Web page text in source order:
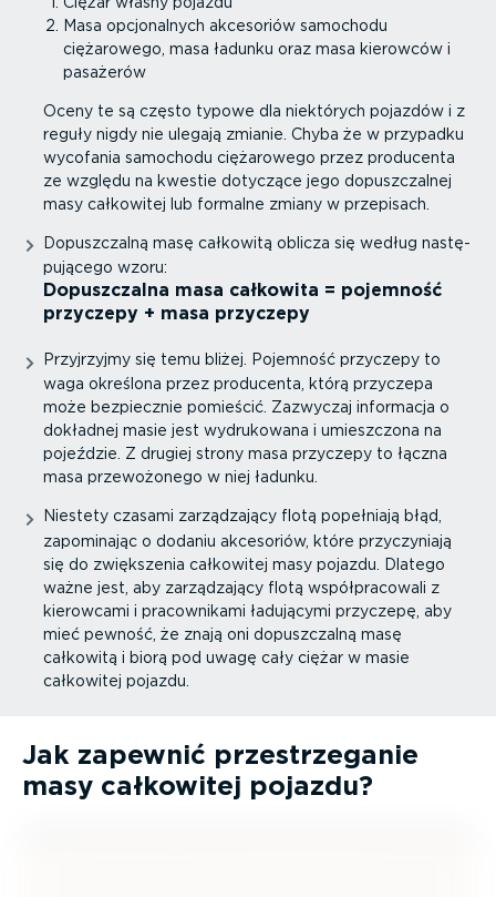
Masa opcjo­nalnych akcesoriów samochodu
ciężarowego, masa ładunku oraz masa kierowców i
pasażerów
Oceny te są często typowe dla niektórych pojazdów i z
reguły nigdy nie ulegają zmianie. Chyba że w przypadku
wycofania samochodu ciężarowego przez producenta
ze względu na kwestie dotyczące jego dopusz­czalnej
masy całkowitej lub formalne zmiany w przepisach.
Dopusz­czalną masę całkowitą oblicza się według nastę­
pu­jącego wzoru:
Dopusz­czalna masa całkowita = pojemność
przyczepy + masa przyczepy
Przyjrzyjmy się temu bliżej. Pojemność przyczepy to
waga określona przez producenta, którą przyczepa
może bezpiecznie pomieścić. Zazwyczaj informacja o
dokładnej masie jest wydrukowana i umieszczona na
pojeździe. Z drugiej strony masa przyczepy to łączna
masa przewo­żonego w niej ładunku.
Niestety czasami zarzą­dzający flotą popełniają błąd,
zapominając o dodaniu akcesoriów, które przyczy­niają
się do zwiększenia całkowitej masy pojazdu. Dlatego
ważne jest, aby zarzą­dzający flotą współ­pra­cowali z
kierowcami i pracow­nikami ładującymi przyczepę, aby
mieć pewność, że znają oni dopusz­czalną masę
całkowitą i biorą pod uwagę cały ciężar w masie
całkowitej pojazdu.
Jak zapewnić przestrze­ganie
masy całkowitej pojazdu?